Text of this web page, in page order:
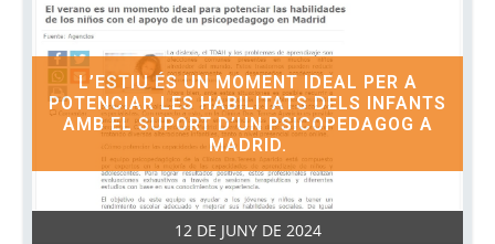
12 DE JUNY DE 2024
L’ESTIU ÉS UN MOMENT IDEAL PER A
POTENCIAR LES HABILITATS DELS INFANTS
AMB EL SUPORT D’UN PSICOPEDAGOG A
MADRID.